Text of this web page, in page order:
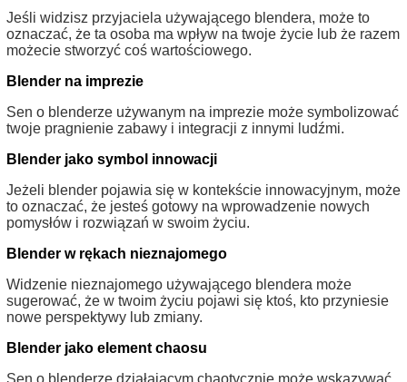
Jeśli widzisz przyjaciela używającego blendera, może to
oznaczać, że ta osoba ma wpływ na twoje życie lub że razem
możecie stworzyć coś wartościowego.
Blender na imprezie
Sen o blenderze używanym na imprezie może symbolizować
twoje pragnienie zabawy i integracji z innymi ludźmi.
Blender jako symbol innowacji
Jeżeli blender pojawia się w kontekście innowacyjnym, może
to oznaczać, że jesteś gotowy na wprowadzenie nowych
pomysłów i rozwiązań w swoim życiu.
Blender w rękach nieznajomego
Widzenie nieznajomego używającego blendera może
sugerować, że w twoim życiu pojawi się ktoś, kto przyniesie
nowe perspektywy lub zmiany.
Blender jako element chaosu
Sen o blenderze działającym chaotycznie może wskazywać